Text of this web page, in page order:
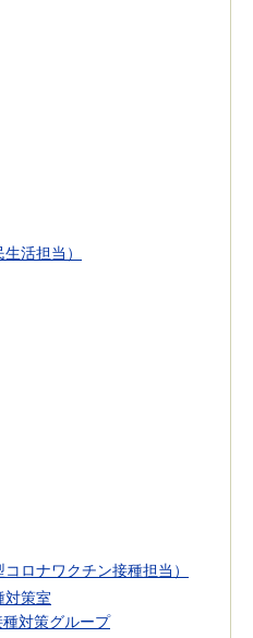
活担当）
ロナワクチン接種担当）
対策室
対策グループ